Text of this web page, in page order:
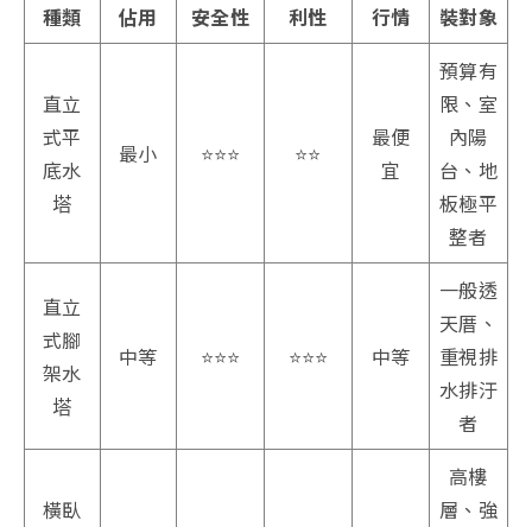
種類
佔用
安全性
利性
行情
裝對象
直立
式平
底水
塔
最小 ⭐️⭐️⭐️ ⭐️⭐️
最便
宜
預算有
限、室
內陽
台、地
板極平
整者
直立
式腳
架水
塔
中等 ⭐️⭐️⭐️ ⭐️⭐️⭐️ 中等
一般透
天厝、
重視排
水排汙
者
橫臥
高樓
層、強